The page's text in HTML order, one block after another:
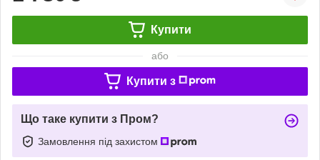
Купити
або
Купити з
Що таке купити з Пром?
Замовлення під захистом